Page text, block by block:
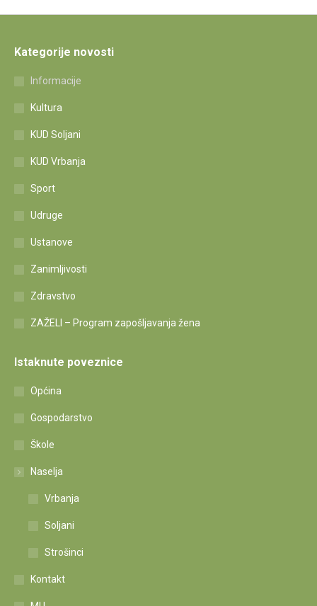
Kategorije novosti
Informacije
Kultura
KUD Soljani
KUD Vrbanja
Sport
Udruge
Ustanove
Zanimljivosti
Zdravstvo
ZAŽELI – Program zapošljavanja žena
Istaknute poveznice
Općina
Gospodarstvo
Škole
Naselja
Vrbanja
Soljani
Strošinci
Kontakt